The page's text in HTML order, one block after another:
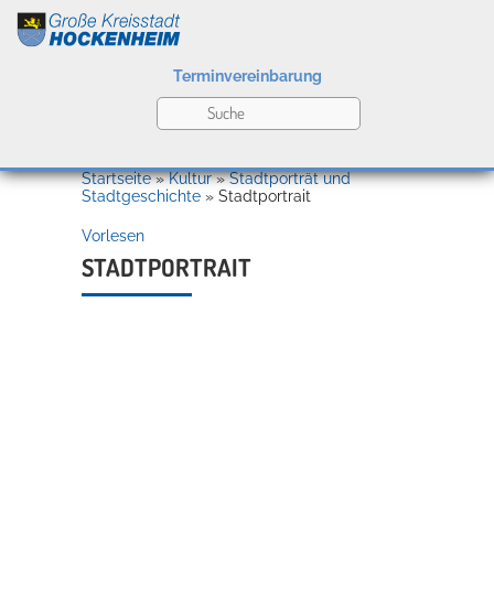
Kultur
Terminvereinbarung
Startseite»Kultur»Stadtporträt und
Stadtgeschichte » Stadtportrait
Vorlesen
STADTPORTRAIT